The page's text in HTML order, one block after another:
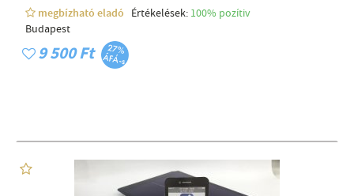
megbízható eladó Értékelések: 100% pozítiv
Budapest
9 500 Ft